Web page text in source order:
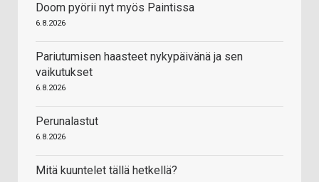
Doom pyörii nyt myös Paintissa
6.8.2026
Pariutumisen haasteet nykypäivänä ja sen
vaikutukset
6.8.2026
Perunalastut
6.8.2026
Mitä kuuntelet tällä hetkellä?